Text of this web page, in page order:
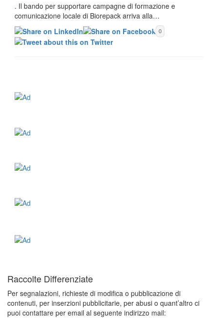
. Il bando per supportare campagne di formazione e
comunicazione locale di Biorepack arriva alla…
0
Raccolte Differenziate
Per segnalazioni, richieste di modifica o pubblicazione di
contenuti, per inserzioni pubblicitarie, per abusi o quant’altro ci
puoi contattare per email al seguente indirizzo mail: